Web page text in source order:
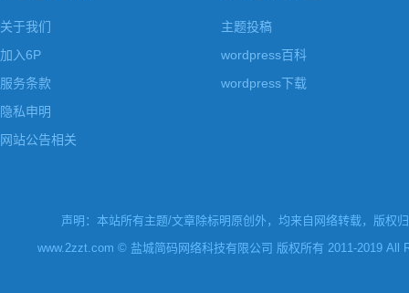
关于我们
加入6P
服务条款
隐私申明
网站公告相关
主题投稿
wordpress百科
wordpress下载
声明：本站所有主题/文章除标明原创外，均来自网络转载，版权
www.2zzt.com © 盐城简码网络科技有限公司 版权所有 2011-2019